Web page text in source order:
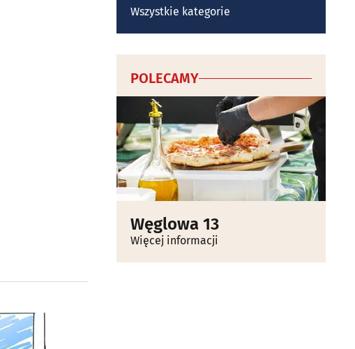
Wszystkie kategorie
POLECAMY
Węglowa 13
Więcej informacji